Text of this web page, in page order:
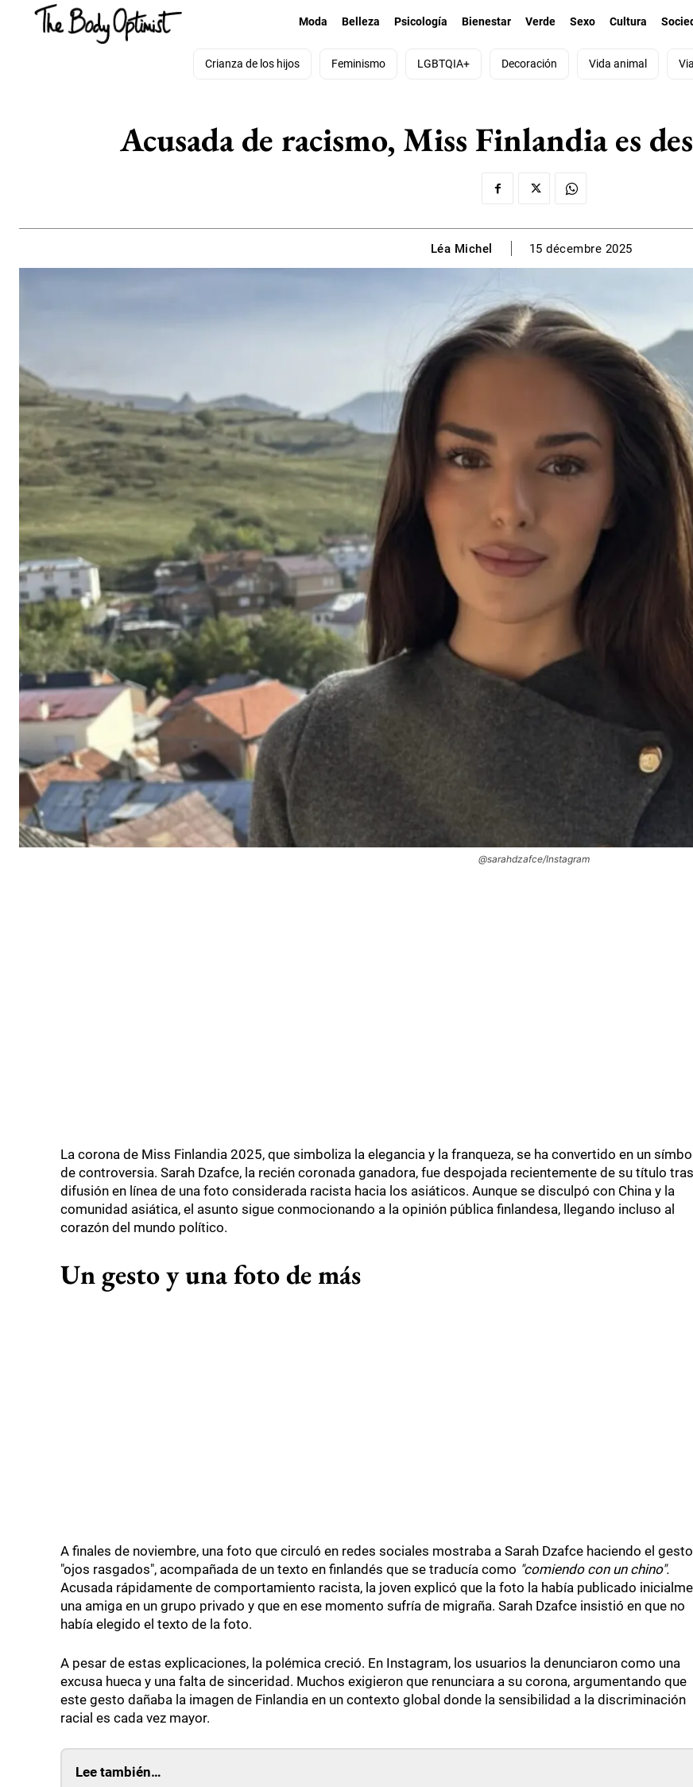
Moda Belleza Psicología Bienestar Verde Sexo Cultura
Crianza de los hijos Feminismo LGBTQIA+ Decoración Vida animal
Acusada de racismo, Miss Finlandia es
Léa Michel 15 décembre 2025
@sarahdzafce/Instagram
La corona de Miss Finlandia 2025, que simboliza la elegancia y la franqueza, se ha convertido en un
de controversia. Sarah Dzafce, la recién coronada ganadora, fue despojada recientemente de su título
difusión en línea de una foto considerada racista hacia los asiáticos. Aunque se disculpó con China y la
comunidad asiática, el asunto sigue conmocionando a la opinión pública finlandesa, llegando incluso al
corazón del mundo político.
Un gesto y una foto de más
A finales de noviembre, una foto que circuló en redes sociales mostraba a Sarah Dzafce haciendo el
"ojos rasgados", acompañada de un texto en finlandés que se traducía como "comiendo con un chino".
Acusada rápidamente de comportamiento racista, la joven explicó que la foto la había publicado
una amiga en un grupo privado y que en ese momento sufría de migraña. Sarah Dzafce insistió en que no
había elegido el texto de la foto.
A pesar de estas explicaciones, la polémica creció. En Instagram, los usuarios la denunciaron como una
excusa hueca y una falta de sinceridad. Muchos exigieron que renunciara a su corona, argumentando que
este gesto dañaba la imagen de Finlandia en un contexto global donde la sensibilidad a la discriminación
racial es cada vez mayor.
Lee también…